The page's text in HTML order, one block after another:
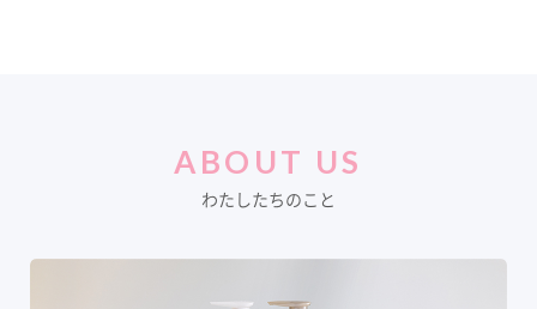
ABOUT US
わたしたちのこと